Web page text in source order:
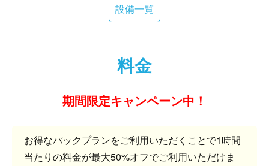
設備一覧
料金
期間限定キャンペーン中！
お得なパックプランをご利用いただくことで1時間
当たりの料金が最大50%オフでご利用いただけま